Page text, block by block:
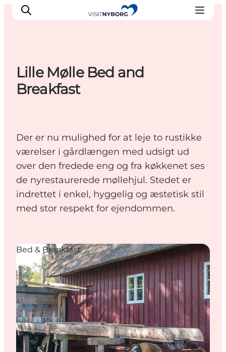
Oplev Nyborg
Planlæg din tur
Book & køb
Lille Mølle Bed and
Breakfast
Der er nu mulighed for at leje to rustikke
værelser i gårdlængen med udsigt ud
over den fredede eng og fra køkkenet ses
de nyrestaurerede møllehjul. Stedet er
indrettet i enkel, hyggelig og æstetisk stil
med stor respekt for ejendommen.
Bed & Breakfast